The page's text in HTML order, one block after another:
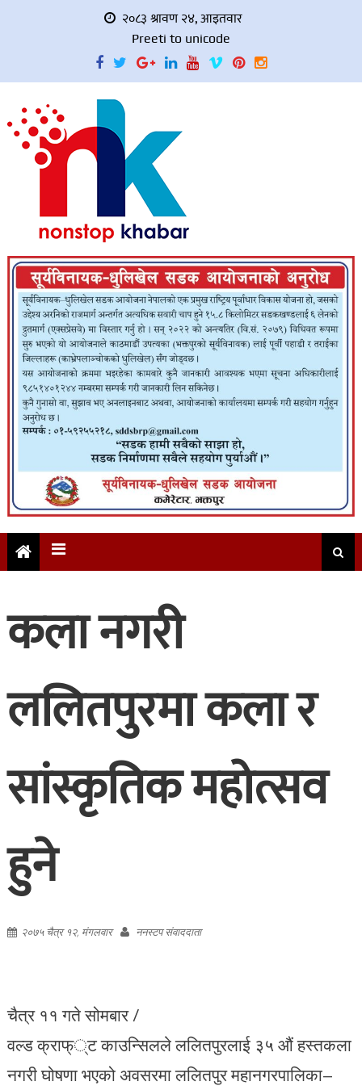
२०८३ श्रावण २४, आइतवार
Preeti to unicode
कला नगरी
ललितपुरमा कला र
सांस्कृतिक महोत्सव
हुने
२०७५ चैत्र १२, मंगलवार ननस्टप संवाददाता
चैत्र ११ गते सोमबार /
वल्ड क्राफ््ट काउन्सिलले ललितपुरलाई ३५ औं हस्तकला
नगरी घोषणा भएको अवसरमा ललितपुर महानगरपालिका–